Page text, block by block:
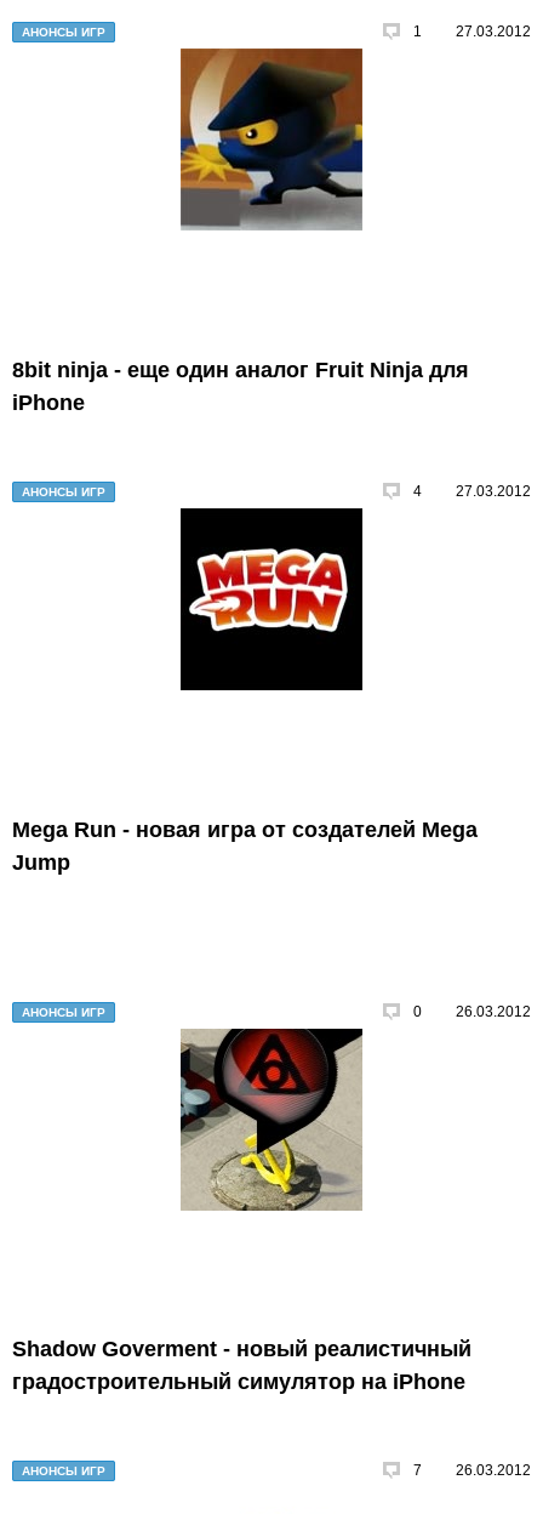
АНОНСЫ ИГР 1 27.03.2012
8bit ninja - еще один аналог Fruit Ninja для
iPhone
АНОНСЫ ИГР 4 27.03.2012
Mega Run - новая игра от создателей Mega
Jump
АНОНСЫ ИГР 0 26.03.2012
Shadow Goverment - новый реалистичный
градостроительный симулятор на iPhone
АНОНСЫ ИГР 7 26.03.2012